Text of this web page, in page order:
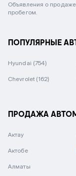
Объявления о продаже
пробегом.
ПОПУЛЯРНЫЕ
Hyundai (754)
Chevrolet (162)
ПРОДАЖА
Актау
Актобе
Алматы